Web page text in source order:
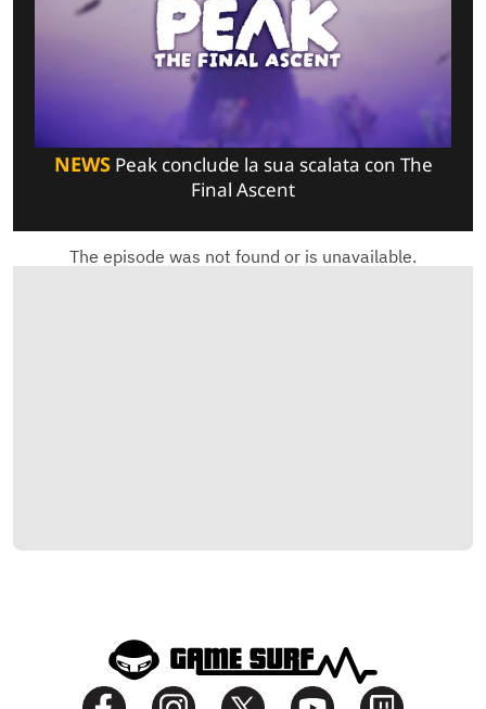
NEWSPeak conclude la sua scalata con The
Final Ascent